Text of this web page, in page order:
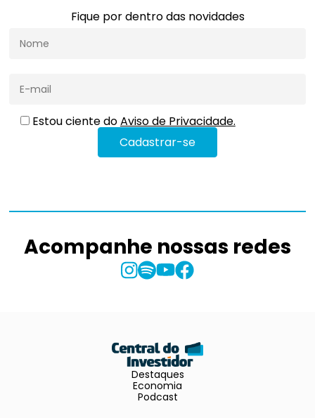
Fique por dentro das novidades
Estou ciente doAviso de Privacidade.
Acompanhe nossas redes
Destaques
Economia
Podcast